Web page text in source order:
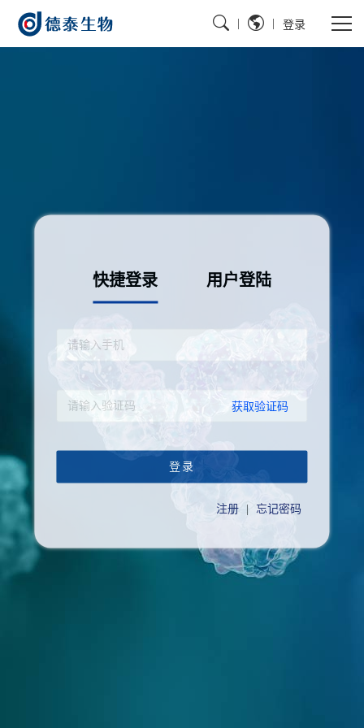
登录
快捷登录 用户登陆
获取验证码
登录
注册 | 忘记密码